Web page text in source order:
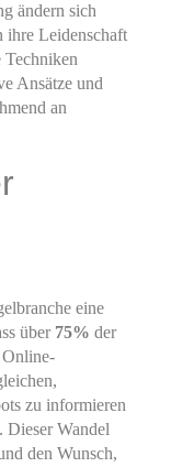
ändern sich
ihre Leidenschaft
Techniken
Ansätze und
an
eine
über 75% der
zu informieren
Dieser Wandel
den Wunsch,